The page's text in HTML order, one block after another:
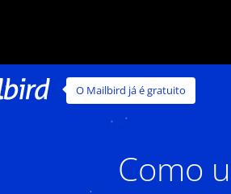
O Mailbird já é gratuito
Como